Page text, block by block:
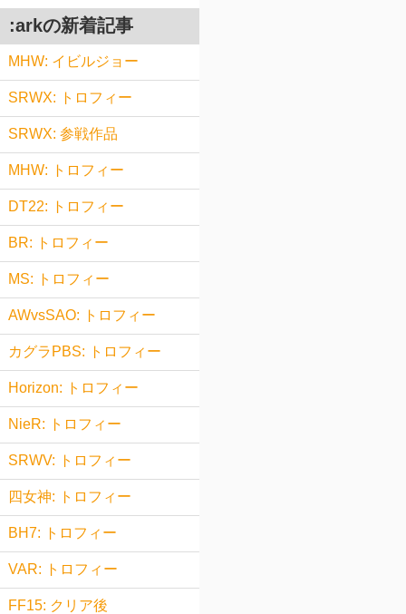
:arkの新着記事
MHW: イビルジョー
SRWX: トロフィー
SRWX: 参戦作品
MHW: トロフィー
DT22: トロフィー
BR: トロフィー
MS: トロフィー
AWvsSAO: トロフィー
カグラPBS: トロフィー
Horizon: トロフィー
NieR: トロフィー
SRWV: トロフィー
四女神: トロフィー
BH7: トロフィー
VAR: トロフィー
FF15: クリア後